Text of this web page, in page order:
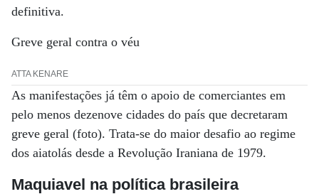
definitiva.
Greve geral contra o véu
ATTA KENARE
As manifestações já têm o apoio de comerciantes em
pelo menos dezenove cidades do país que decretaram
greve geral (foto). Trata-se do maior desafio ao regime
dos aiatolás desde a Revolução Iraniana de 1979.
Maquiavel na política brasileira